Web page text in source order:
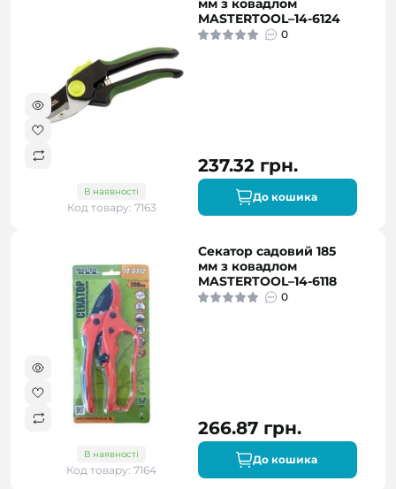
В наявності
Код товару: 7163
мм з ковадлом
MASTERTOOL–14-6124
0
237.32 грн.
До кошика
В наявності
Код товару: 7164
Секатор садовий 185
мм з ковадлом
MASTERTOOL–14-6118
0
266.87 грн.
До кошика